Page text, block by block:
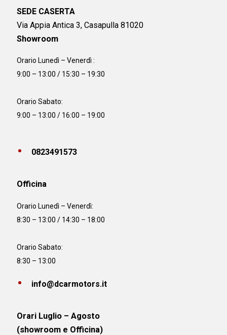
SEDE CASERTA
Via Appia Antica 3, Casapulla 81020
Showroom
Orario Lunedì – Venerdì :
9:00 – 13:00 / 15:30 – 19:30
Orario Sabato:
9:00 – 13:00 / 16:00 – 19:00
0823491573
Officina
Orario Lunedì – Venerdì:
8:30 – 13:00 / 14:30 – 18:00
Orario Sabato:
8:30 – 13:00
info@dcarmotors.it
Orari Luglio – Agosto
(showroom e Officina)